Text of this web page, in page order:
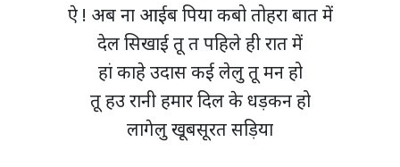
ऐ ! अब ना आईब पिया कबो तोहरा बात में
देल सिखाई तू त पहिले ही रात में
हां काहे उदास कई लेलु तू मन हो
तू हउ रानी हमार दिल के धड़कन हो
लागेलु खूबसूरत सड़िया